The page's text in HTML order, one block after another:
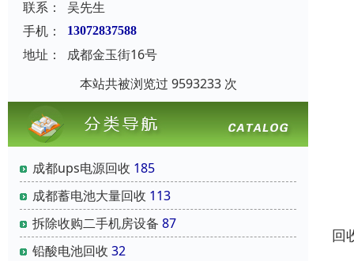
联系：
吴先生
手机：
13072837588
地址：
成都金玉街16号
本站共被浏览过 9593233 次
成都ups电源回收 185
成都蓄电池大量回收 113
拆除收购二手机房设备 87
铅酸电池回收 32
回